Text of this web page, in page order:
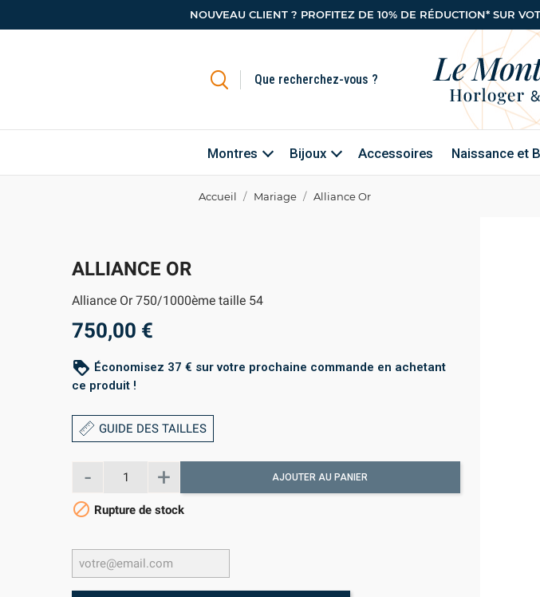
NOUVEAU CLIENT ? PROFITEZ DE 10% DE RÉDUCTION* SUR
Montres Bijoux Accessoires Naissance et
Accueil Mariage Alliance Or
ALLIANCE OR
Alliance Or 750/1000ème taille 54
750,00 €
loyalty Économisez 37 € sur votre prochaine commande en achetant
ce produit !
GUIDE DES TAILLES
AJOUTER AU PANIER
 Rupture de stock